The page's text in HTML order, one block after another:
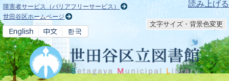
本文へ 読み上げる
障害者サービス（バリアフリーサービス）
世田谷区ホームページ
文字サイズ・背景色変更